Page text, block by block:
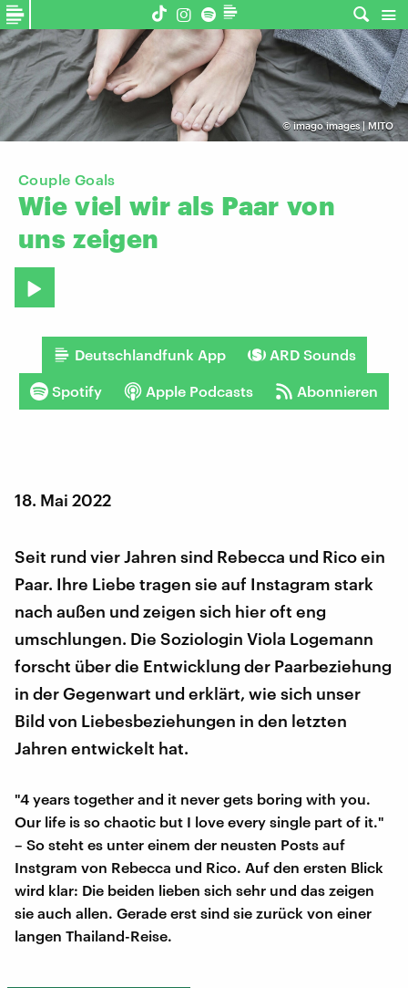
© imago images | MITO
Couple Goals
Wie viel wir als Paar von
uns zeigen
Deutschlandfunk App ARD Sounds
Spotify Apple Podcasts Abonnieren
18. Mai 2022
Seit rund vier Jahren sind Rebecca und Rico ein
Paar. Ihre Liebe tragen sie auf Instagram stark
nach außen und zeigen sich hier oft eng
umschlungen. Die Soziologin Viola Logemann
forscht über die Entwicklung der Paarbeziehung
in der Gegenwart und erklärt, wie sich unser
Bild von Liebesbeziehungen in den letzten
Jahren entwickelt hat.
"4 years together and it never gets boring with you.
Our life is so chaotic but I love every single part of it."
– So steht es unter einem der neusten Posts auf
Instgram von Rebecca und Rico. Auf den ersten Blick
wird klar: Die beiden lieben sich sehr und das zeigen
sie auch allen. Gerade erst sind sie zurück von einer
langen Thailand-Reise.